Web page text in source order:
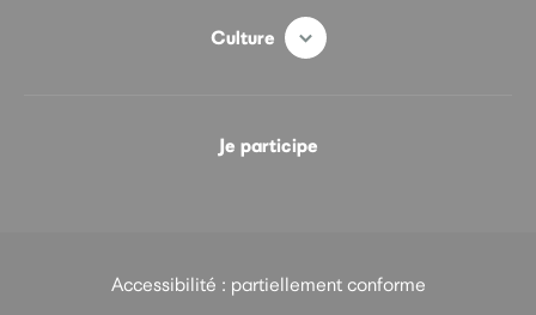
Culture
Je participe
Accessibilité : partiellement conforme